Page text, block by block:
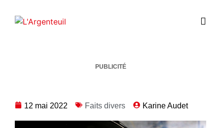
PUBLICITÉ
12 mai 2022 Faits divers Karine Audet